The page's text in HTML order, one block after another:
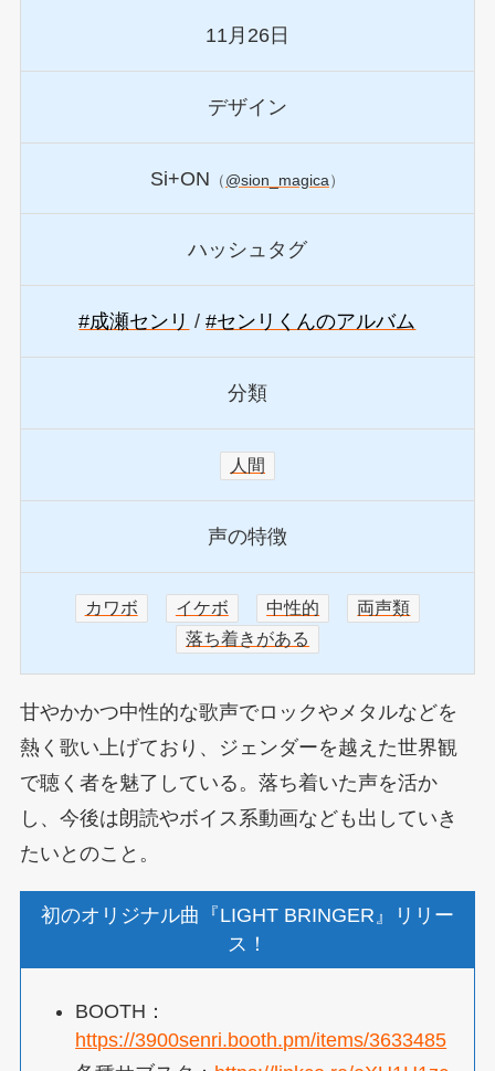
11月26日
デザイン
Si+ON （@sion_magica）
ハッシュタグ
#成瀬センリ /#センリくんのアルバム
分類
人間
声の特徴
カワボ イケボ 中性的
両声類
落ち着きがある
甘やかかつ中性的な歌声でロックやメタルなどを
熱く歌い上げており、ジェンダーを越えた世界観
で聴く者を魅了している。落ち着いた声を活か
し、今後は朗読やボイス系動画なども出していき
たいとのこと。
初のオリジナル曲『LIGHT BRINGER』リリー
ス！
BOOTH：
https://3900senri.booth.pm/items/3633485